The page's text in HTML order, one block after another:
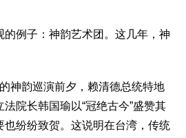
例子：神韵艺术团。这几年，神
神韵巡演前夕，赖清德总统特地
院长韩国瑜以“冠绝古今”盛赞其
纷纷致贺。这说明在台湾，传统